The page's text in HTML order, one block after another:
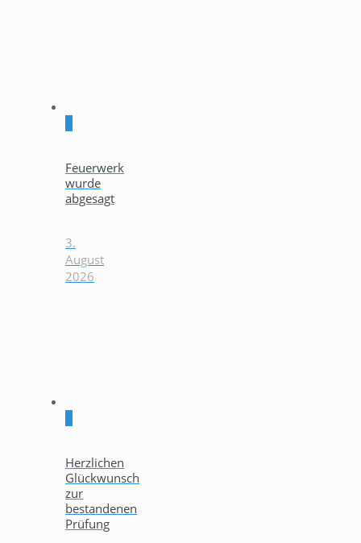
Feuerwerk
wurde
abgesagt
3.
August
2026
Herzlichen
Glückwunsch
zur
bestandenen
Prüfung